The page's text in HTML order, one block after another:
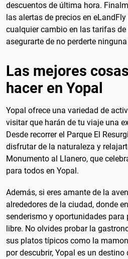
descuentos de última hora.
las alertas de precios en
cualquier cambio en las tarifas
asegurarte de no perderte
Las mejores
hacer en Yopal
Yopal ofrece una variedad de
visitar que harán de tu viaje una
Desde recorrer el Parque El
disfrutar de la naturaleza y
Monumento al Llanero, que
para todos en Yopal.
Además, si eres amante de la
alrededores de la ciudad, donde
senderismo y oportunidades para
libre. No olvides probar la
sus platos típicos como la
por descubrir, Yopal es un destino